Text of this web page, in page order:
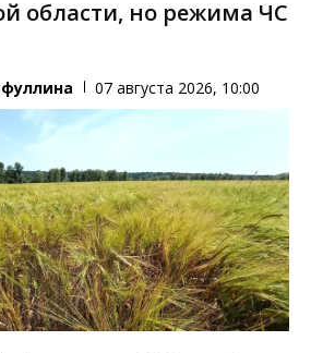
области, но режима ЧС
07 августа 2026, 10:00